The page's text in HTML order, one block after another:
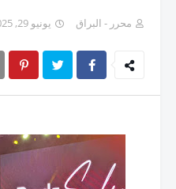
محرر - البراق يونيو 29, 2025